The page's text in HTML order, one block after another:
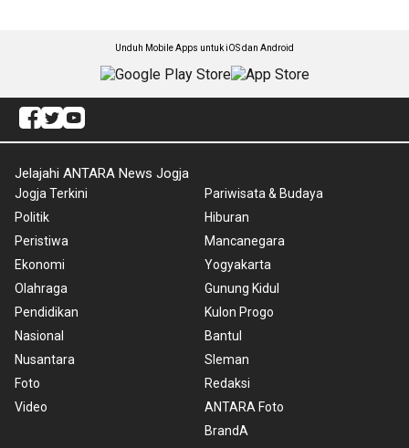
Unduh Mobile Apps untuk iOS dan Android
Jelajahi ANTARA News Jogja
Jogja Terkini
Politik
Peristiwa
Ekonomi
Olahraga
Pendidikan
Nasional
Nusantara
Foto
Video
Pariwisata & Budaya
Hiburan
Mancanegara
Yogyakarta
Gunung Kidul
Kulon Progo
Bantul
Sleman
Redaksi
ANTARA Foto
BrandA